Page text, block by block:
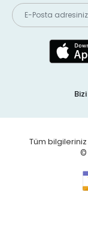
Tüm bilgileriniz
©